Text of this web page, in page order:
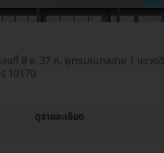
ขที่ 8 ซ. 37 ถ. พุทธมณฑลสาย 1 แขวง
10170
ดูรายละเอียด